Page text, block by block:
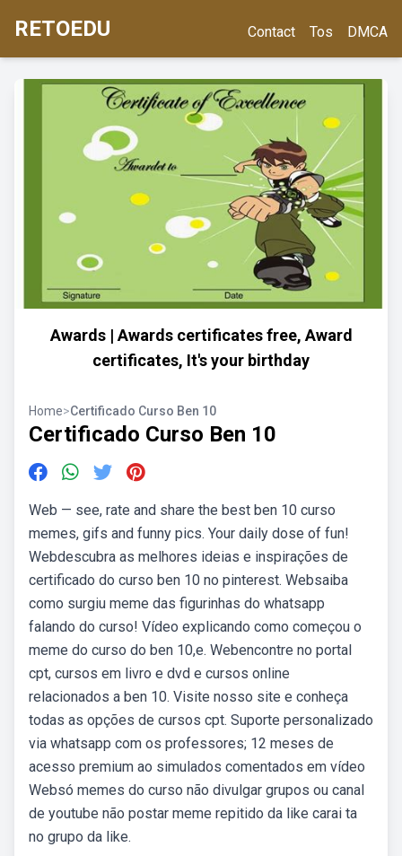
RETOEDU Contact Tos DMCA
Awards | Awards certificates free, Award
certificates, It's your birthday
Home>Certificado Curso Ben 10
Certificado Curso Ben 10
Web — see, rate and share the best ben 10 curso
memes, gifs and funny pics. Your daily dose of fun!
Webdescubra as melhores ideias e inspirações de
certificado do curso ben 10 no pinterest. Websaiba
como surgiu meme das figurinhas do whatsapp
falando do curso! Vídeo explicando como começou o
meme do curso do ben 10,e. Webencontre no portal
cpt, cursos em livro e dvd e cursos online
relacionados a ben 10. Visite nosso site e conheça
todas as opções de cursos cpt. Suporte personalizado
via whatsapp com os professores; 12 meses de
acesso premium ao simulados comentados em vídeo
Websó memes do curso não divulgar grupos ou canal
de youtube não postar meme repitido da like carai ta
no grupo da like.